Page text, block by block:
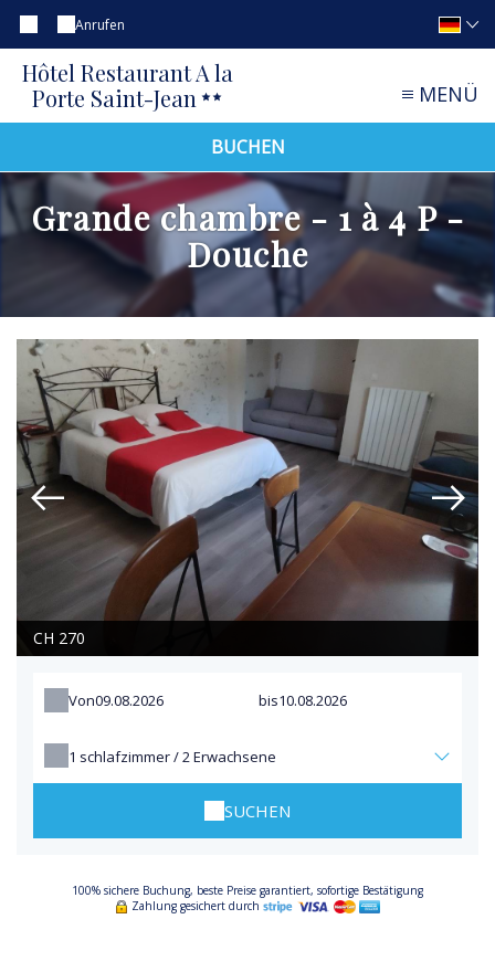
Anrufen
Hôtel Restaurant A la
Porte Saint-Jean
MENÜ
BUCHEN
Grande chambre - 1 à 4 P -
Douche
CH 270
Von bis
1 schlafzimmer /2Erwachsene
SUCHEN
100% sichere Buchung, beste Preise garantiert, sofortige Bestätigung
Zahlung gesichert durch